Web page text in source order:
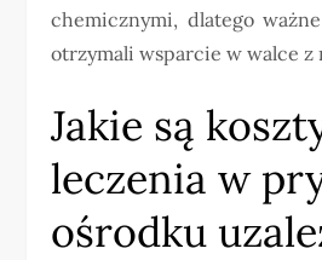
chemicznymi, dlatego
otrzymali wsparcie w walce z
Jakie są
leczenia w
ośrodku